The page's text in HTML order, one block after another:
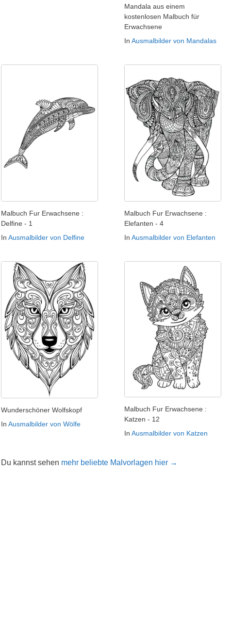
Mandala aus einem
kostenlosen Malbuch für
Erwachsene
In Ausmalbilder von Mandalas
Malbuch Fur Erwachsene :
Delfine - 1
In Ausmalbilder von Delfine
Malbuch Fur Erwachsene :
Elefanten - 4
In Ausmalbilder von Elefanten
Wunderschöner Wolfskopf
In Ausmalbilder von Wölfe
Malbuch Fur Erwachsene :
Katzen - 12
In Ausmalbilder von Katzen
Du kannst sehen mehr beliebte Malvorlagen hier →